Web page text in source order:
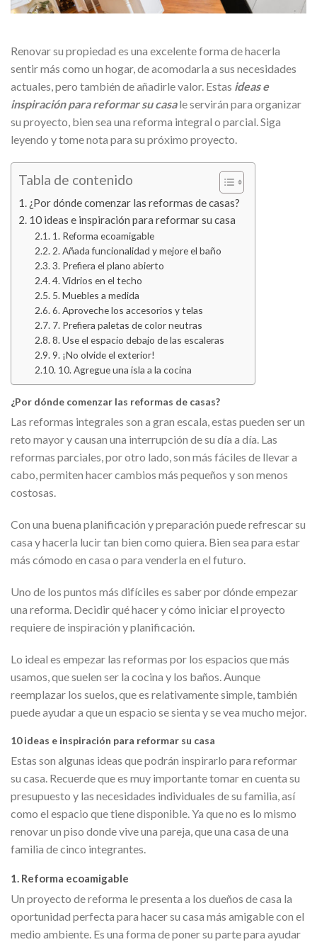
Renovar su propiedad es una excelente forma de hacerla
sentir más como un hogar, de acomodarla a sus necesidades
actuales, pero también de añadirle valor. Estas ideas e
inspiración para reformar su casale servirán para organizar
su proyecto, bien sea una reforma integral o parcial. Siga
leyendo y tome nota para su próximo proyecto.
Tabla de contenido
¿Por dónde comenzar las reformas de casas?
10 ideas e inspiración para reformar su casa
1. Reforma ecoamigable
2. Añada funcionalidad y mejore el baño
3. Prefiera el plano abierto
4. Vidrios en el techo
5. Muebles a medida
6. Aproveche los accesorios y telas
7. Prefiera paletas de color neutras
8. Use el espacio debajo de las escaleras
9. ¡No olvide el exterior!
10. Agregue una isla a la cocina
¿Por dónde comenzar las reformas de casas?
Las reformas integrales son a gran escala, estas pueden ser un
reto mayor y causan una interrupción de su día a día. Las
reformas parciales, por otro lado, son más fáciles de llevar a
cabo, permiten hacer cambios más pequeños y son menos
costosas.
Con una buena planificación y preparación puede refrescar su
casa y hacerla lucir tan bien como quiera. Bien sea para estar
más cómodo en casa o para venderla en el futuro.
Uno de los puntos más difíciles es saber por dónde empezar
una reforma. Decidir qué hacer y cómo iniciar el proyecto
requiere de inspiración y planificación.
Lo ideal es empezar las reformas por los espacios que más
usamos, que suelen ser la cocina y los baños. Aunque
reemplazar los suelos, que es relativamente simple, también
puede ayudar a que un espacio se sienta y se vea mucho mejor.
10 ideas e inspiración para reformar su casa
Estas son algunas ideas que podrán inspirarlo para reformar
su casa. Recuerde que es muy importante tomar en cuenta su
presupuesto y las necesidades individuales de su familia, así
como el espacio que tiene disponible. Ya que no es lo mismo
renovar un piso donde vive una pareja, que una casa de una
familia de cinco integrantes.
1. Reforma ecoamigable
Un proyecto de reforma le presenta a los dueños de casa la
oportunidad perfecta para hacer su casa más amigable con el
medio ambiente. Es una forma de poner su parte para ayudar